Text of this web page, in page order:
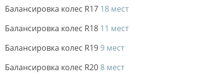
Балансировка колес R17 18 мест
Балансировка колес R18 11 мест
Балансировка колес R19 9 мест
Балансировка колес R20 8 мест